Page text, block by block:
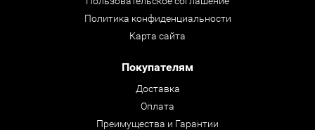
Политика конфиденциальности
Карта сайта
Покупателям
Доставка
Оплата
Преимущества и Гарантии